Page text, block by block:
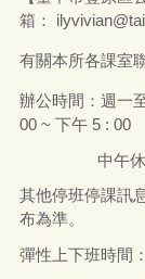
箱：
有關本所各課室
辦公時間： 週一
00 ~ 下午5 : 00
中午
其他停班停課訊
布為準。
彈性上下班時間